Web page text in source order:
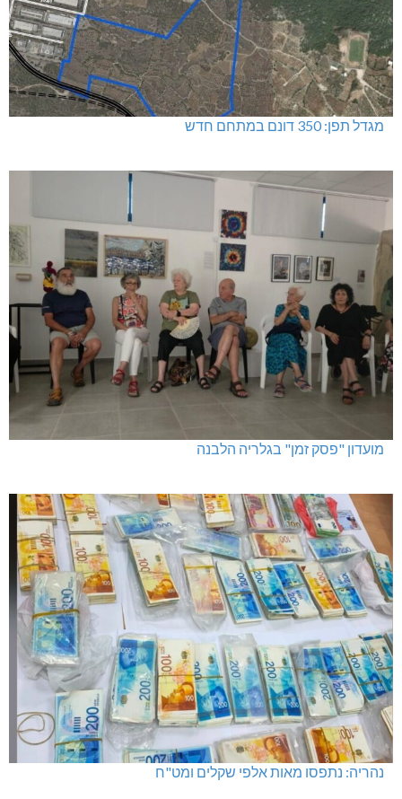
מגדל תפן: 350 דונם במתחם חדש
מועדון "פסק זמן" בגלריה הלבנה
נהריה: נתפסו מאות אלפי שקלים ומט"ח